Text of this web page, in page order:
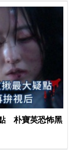
喊：可以出賣靈魂
點 朴寶英恐怖黑